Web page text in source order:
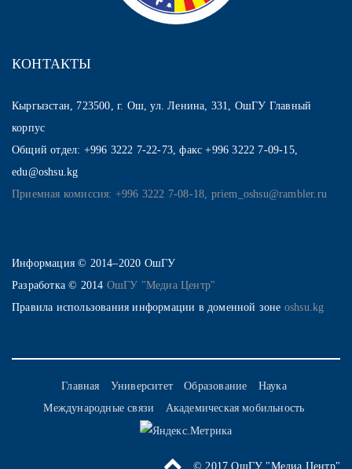
КОНТАКТЫ
Кыргызстан, 723500, г. Ош, ул. Ленина, 331, ОшГУ Главный
корпус
Общий отдел: +996 3222 7-22-73, факс +996 3222 7-09-15,
edu@oshsu.kg
Приемная комиссия: +996 3222 7-08-18, priem_oshsu@rambler.ru
Информация © 2014–2020 ОшГУ
Разработка © 2014 ОшГУ "Медиа Центр"
Правила использования информации в доменной зоне oshsu.kg
Главная Университет Образование
Наука
Международные связи
Академическая мобильность
© 2017 ОшГУ "Медиа Центр"